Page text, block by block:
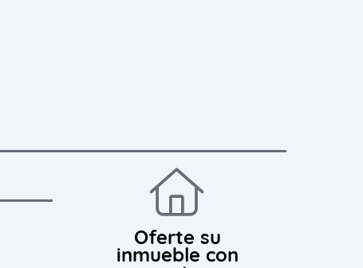
Oferte su
inmueble con